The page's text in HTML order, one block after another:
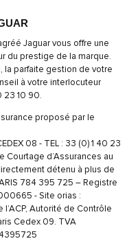
Jaguar vous offre une
du prestige de la marque.
la parfaite gestion de votre
à votre interlocuteur
23 10 90.
proposé par le
08 - TEL : 33 (0) 1 40 23
Courtage d’Assurances au
détenu à plus de
784 395 725 – Registre
- Site orias :
Autorité de Contrôle
Cedex 09. TVA